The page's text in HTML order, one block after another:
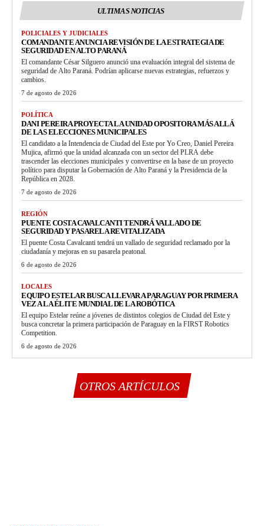
ULTIMAS NOTICIAS
POLICIALES Y JUDICIALES
COMANDANTE ANUNCIA REVISIÓN DE LA ESTRATEGIA DE
SEGURIDAD EN ALTO PARANÁ
El comandante César Silguero anunció una evaluación integral del sistema de
seguridad de Alto Paraná. Podrían aplicarse nuevas estrategias, refuerzos y
cambios.
7 de agosto de 2026
POLÍTICA
DANI PEREIRA PROYECTA LA UNIDAD OPOSITORA MÁS ALLÁ
DE LAS ELECCIONES MUNICIPALES
El candidato a la Intendencia de Ciudad del Este por Yo Creo, Daniel Pereira
Mujica, afirmó que la unidad alcanzada con un sector del PLRA debe
trascender las elecciones municipales y convertirse en la base de un proyecto
político para disputar la Gobernación de Alto Paraná y la Presidencia de la
República en 2028.
7 de agosto de 2026
REGIÓN
PUENTE COSTA CAVALCANTI TENDRÁ VALLADO DE
SEGURIDAD Y PASARELA REVITALIZADA
El puente Costa Cavalcanti tendrá un vallado de seguridad reclamado por la
ciudadanía y mejoras en su pasarela peatonal.
6 de agosto de 2026
LOCALES
EQUIPO ESTELAR BUSCA LLEVAR A PARAGUAY POR PRIMERA
VEZ A LA ÉLITE MUNDIAL DE LA ROBÓTICA
El equipo Estelar reúne a jóvenes de distintos colegios de Ciudad del Este y
busca concretar la primera participación de Paraguay en la FIRST Robotics
Competition.
6 de agosto de 2026
OTROS ARTÍCULOS